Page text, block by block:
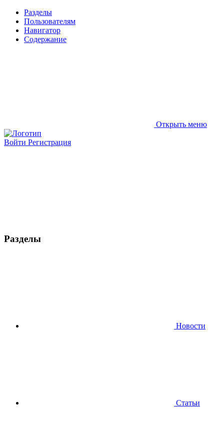
Разделы
Пользователям
Навигатор
Содержание
Открыть меню
Войти Регистрация
Разделы
Новости
Статьи